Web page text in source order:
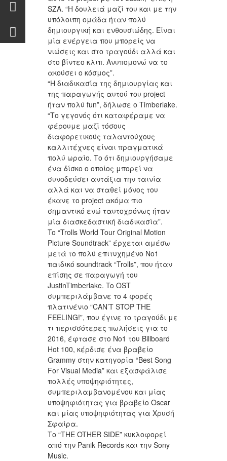
SZA. “Η δουλειά μαζί του και με την
υπόλοιπη ομάδα ήταν πολύ
δημιουργική και ενθουσιώδης. Είναι
μία ενέργεια που μπορείς να
νιώσεις και στο τραγούδι αλλά και
στο βίντεο κλιπ. Ανυπομονώ να το
ακούσει ο κόσμος”.
“Η διαδικασία της δημιουργίας και
της παραγωγής αυτού του project
ήταν πολύ fun”, δήλωσε ο Timberlake.
“Το γεγονός ότι καταφέραμε να
φέρουμε μαζί τόσους
διαφορετικούς ταλαντούχους
καλλιτέχνες είναι πραγματικά
πολύ ωραίο. Το ότι δημιουργήσαμε
ένα δίσκο ο οποίος μπορεί να
συνοδεύσει αντάξια την ταινία
αλλά και να σταθεί μόνος του
έκανε το project ακόμα πιο
σημαντικό ενώ ταυτοχρόνως ήταν
μία διασκεδαστική διαδικασία”.
To “Trolls World Tour Original Motion
Picture Soundtrack” έρχεται αμέσω
μετά το πολύ επιτυχημένο Νο1
παιδικό soundtrack “Trolls”, που ήταν
επίσης σε παραγωγή του
JustinTimberlake. To OST
συμπεριλάμβανε το 4 φορές
πλατινένιο “CAN’T STOP THE
FEELING!”, που έγινε το τραγούδι με
τι περισσότερες πωλήσεις για το
2016, έφτασε στο Νο1 του Billboard
Hot 100, κέρδισε ένα βραβείο
Grammy στην κατηγορία “Best Song
For Visual Media” και εξασφάλισε
πολλές υποψηφιότητες,
συμπεριλαμβανομένου και μίας
υποψηφιότητας για βραβείο Oscar
και μίας υποψηφιότητας για Χρυσή
Σφαίρα.
Το “THE OTHER SIDE” κυκλοφορεί
από την Panik Records και την Sony
Music.